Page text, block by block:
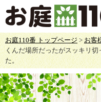
お庭110番 トップページ >お客
くんだ場所だったがスッキリ
た。